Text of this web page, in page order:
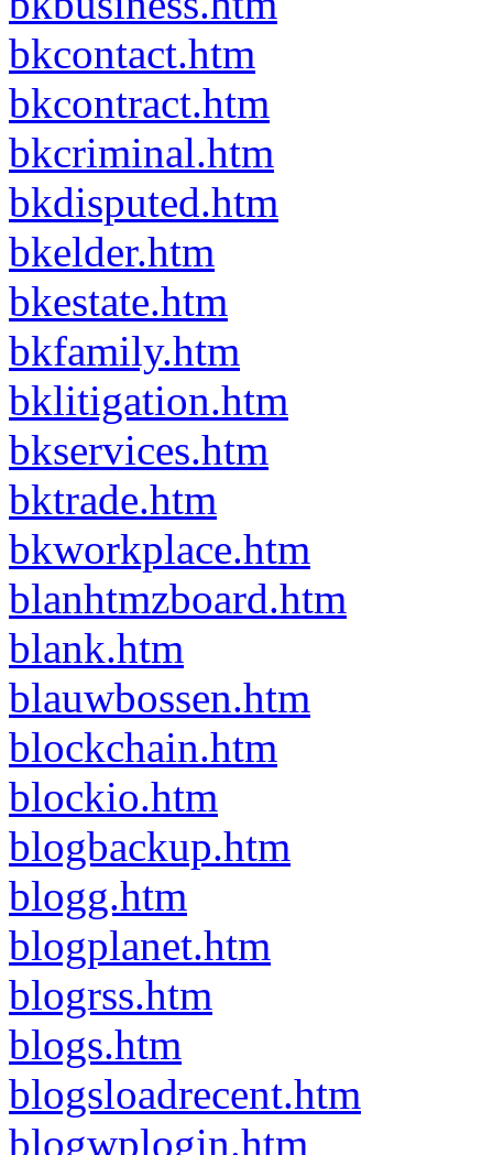
bkcontact.htm
bkcontract.htm
bkcriminal.htm
bkdisputed.htm
bkelder.htm
bkestate.htm
bkfamily.htm
bklitigation.htm
bkservices.htm
bktrade.htm
bkworkplace.htm
blanhtmzboard.htm
blank.htm
blauwbossen.htm
blockchain.htm
blockio.htm
blogbackup.htm
blogg.htm
blogplanet.htm
blogrss.htm
blogs.htm
blogsloadrecent.htm
blogwplogin.htm